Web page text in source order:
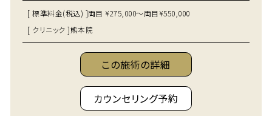
[ 標準料金(税込) ]両目 ¥275,000～両目¥550,000
[ クリニック ]熊本院
この施術の詳細
カウンセリング予約